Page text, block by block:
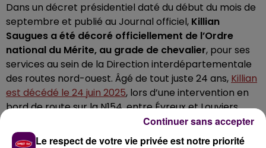
Dans un décret présidentiel daté du début du mois de
septembre et publié au Journal officiel, Killian
Saugues a été décoré officiellement de l’Ordre
national du Mérite, au grade de chevalier, pour ses
services au sein de la Direction interdépartementale
des routes nord-ouest. Âgé de tout juste 24 ans, Killian
est décédé le 24 juin 2025, lors d’une intervention en
bord de route sur la N154, entre Évreux et Louviers.
LE CHAUFFARD TOUJOURS EN PRISON
Le respect de votre vie privée est notre priorité
Continuer sans accepter